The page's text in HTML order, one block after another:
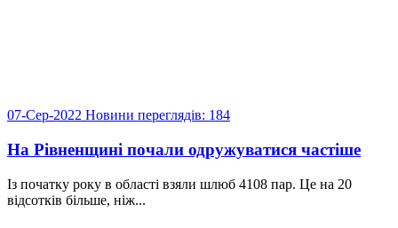
07-Сер-2022 Новини переглядів: 184
На Рівненщині почали одружуватися частіше
Із початку року в області взяли шлюб 4108 пар. Це на 20
відсотків більше, ніж...